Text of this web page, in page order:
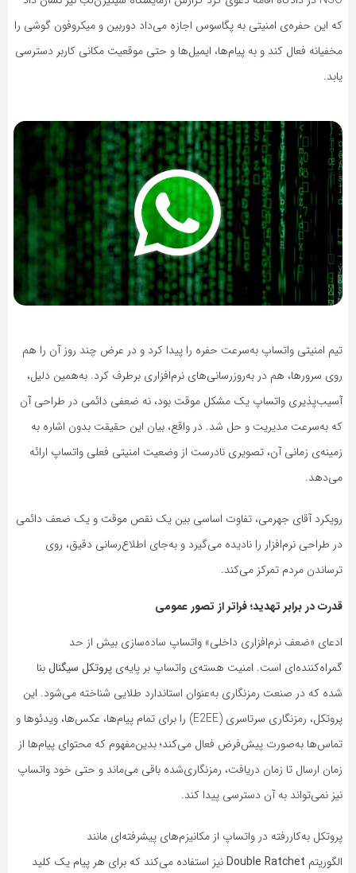
که این حفره‌ی امنیتی به پگاسوس اجازه می‌داد دوربین و میکروفون گوشی را
مخفیانه فعال کند و به پیام‌ها، ایمیل‌ها و حتی موقعیت مکانی کاربر دسترسی
یابد.
تیم امنیتی واتساپ به‌سرعت حفره را پیدا کرد و در عرض چند روز آن را هم
روی سرورها، هم در به‌روزرسانی‌های نرم‌افزاری برطرف کرد. به‌همین دلیل،
آسیب‌پذیری واتساپ یک مشکل موقت بود، نه ضعفی دائمی در طراحی آن
که به‌سرعت مدیریت و حل شد. در واقع، بیان این حقیقت بدون اشاره به
زمینه‌ی زمانی آن، تصویری نادرست از وضعیت امنیتی فعلی واتساپ ارائه
می‌دهد.
رویکرد آقای جهرمی، تفاوت اساسی بین یک نقص موقت و یک ضعف دائمی
در طراحی نرم‌افزار را نادیده می‌گیرد و به‌جای اطلاع‌رسانی دقیق، روی
ترساندن مردم تمرکز می‌کند.
قدرت در برابر تهدید؛ فراتر از تصور عمومی
ادعای «ضعف نرم‌افزاری داخلی» واتساپ ساده‌سازی بیش از حد
گمراه‌کننده‌ای است. امنیت هسته‌ی واتساپ بر پایه‌ی پروتکل سیگنالبنا
شده که در صنعت رمزنگاری به‌عنوان استاندارد طلایی شناخته می‌شود. این
پروتکل، رمزنگاری سرتاسری (E2EE) را برای تمام پیام‌ها، عکس‌ها، ویدئوها و
تماس‌ها به‌صورت پیش‌فرض فعال می‌کند؛ بدین‌مفهوم که محتوای پیام‌ها از
زمان ارسال تا زمان دریافت، رمزنگاری‌شده باقی می‌ماند و حتی خود واتساپ
نیز نمی‌تواند به آن دسترسی پیدا کند.
پروتکل به‌کاررفته در واتساپ از مکانیزم‌های پیشرفته‌ای مانند
الگوریتم Double Ratchetنیز استفاده می‌کند که برای هر پیام یک کلید